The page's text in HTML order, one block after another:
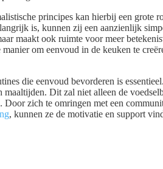
principes kan hierbij een grote
is, kunnen zij een aanzienlijk
maakt ook ruimte voor meer
manier om eenvoud in de keuken te
die eenvoud bevorderen is
maaltijden. Dit zal niet alleen de
Door zich te omringen met een
, kunnen ze de motivatie en support